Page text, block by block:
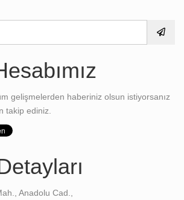
gelişmelerden haberiniz olsun istiyorsanız
takip ediniz.
Anadolu Cad.,